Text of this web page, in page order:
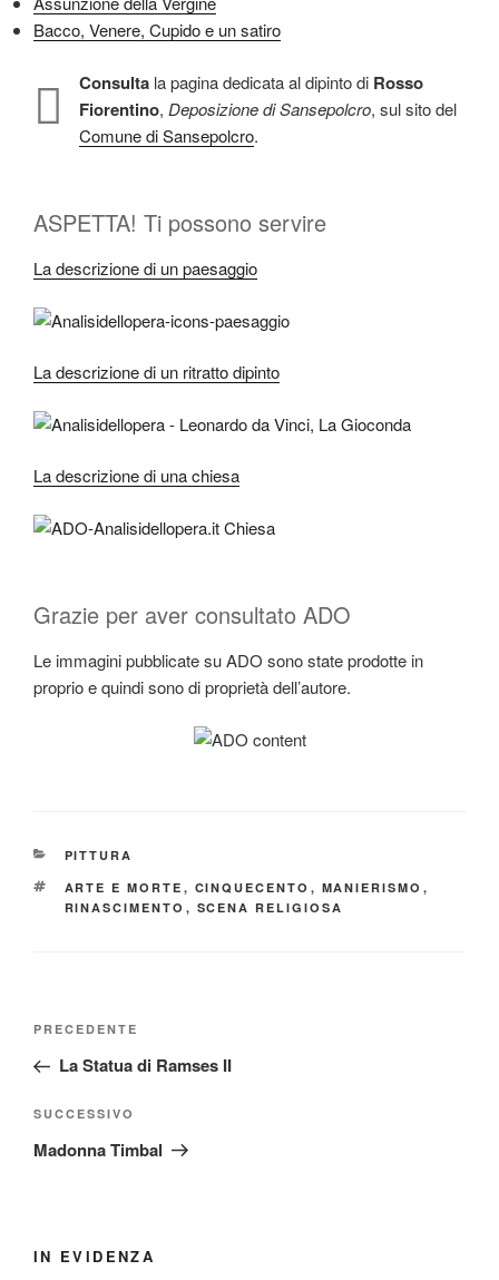
Bacco, Venere, Cupido e un satiro
Consulta la pagina dedicata al dipinto di Rosso
Fiorentino, Deposizione di Sansepolcro, sul sito del
Comune di Sansepolcro.
ASPETTA! Ti possono servire
La descrizione di un paesaggio
La descrizione di un ritratto dipinto
La descrizione di una chiesa
Grazie per aver consultato ADO
Le immagini pubblicate su ADO sono state prodotte in
proprio e quindi sono di proprietà dell’autore.
CATEGORIE
PITTURA
TAG
ARTE E MORTE , CINQUECENTO , MANIERISMO ,
RINASCIMENTO , SCENA RELIGIOSA
Navigazione
Articolo
precedente:
PRECEDENTE
La Statua di Ramses II
Articolo
successivo
SUCCESSIVO
Madonna Timbal
IN EVIDENZA